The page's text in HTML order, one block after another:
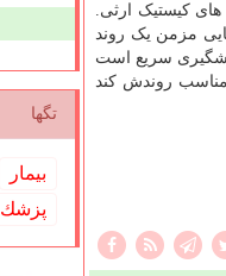
کیستیک ارثی.
مزمن یک روند
سریع است
روندش کند
تگها
بیمار
پزشك